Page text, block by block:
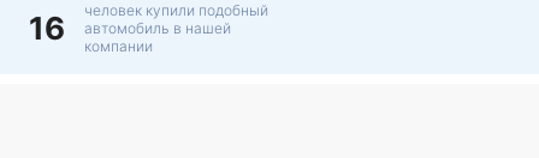
16
человек купили подобный
автомобиль в нашей
компании